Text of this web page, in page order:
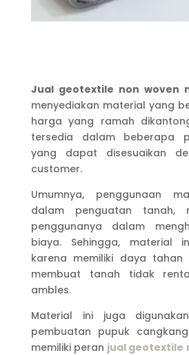
Jual geotextile non woven
menyediakan material yang
harga yang ramah
tersedia dalam beberapa
yang dapat disesuaikan
customer.
Umumnya, penggunaan
dalam penguatan tanah,
penggunanya dalam
biaya. Sehingga, material
karena memiliki daya
membuat tanah tidak
ambles.
Material ini juga
pembuatan pupuk
memiliki peran jual geotextile